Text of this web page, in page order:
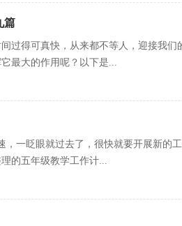
篇
过得可真快，从来都不等人，迎接我
最大的作用呢？以下是...
，一眨眼就过去了，很快就要开展新的
的五年级教学工作计...